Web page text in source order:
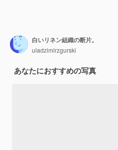
白いリネン組織の断片。
uladzimirzgurski
あなたにおすすめの写真